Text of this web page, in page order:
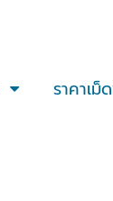
ราคาเ